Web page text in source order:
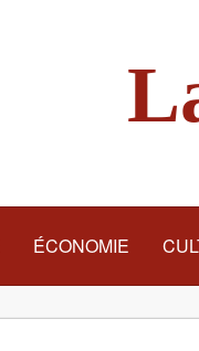
ÉCONOMIE